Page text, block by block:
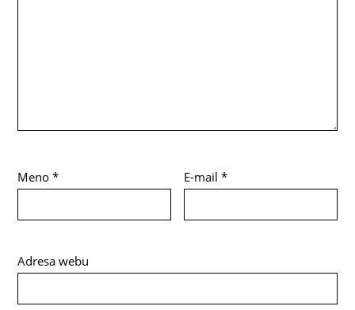
Meno* E-mail*
Adresa webu